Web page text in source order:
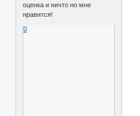
оценка и ничто но мне
нравится!
0